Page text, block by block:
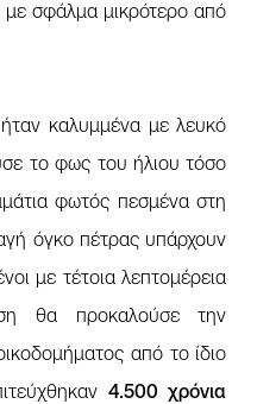
με σφάλμα μικρότερο από
καλυμμένα με λευκό
το φως του ήλιου τόσο
φωτός πεσμένα στη
όγκο πέτρας υπάρχουν
με τέτοια λεπτομέρεια
θα προκαλούσε την
από το ίδιο
4.500 χρόνια